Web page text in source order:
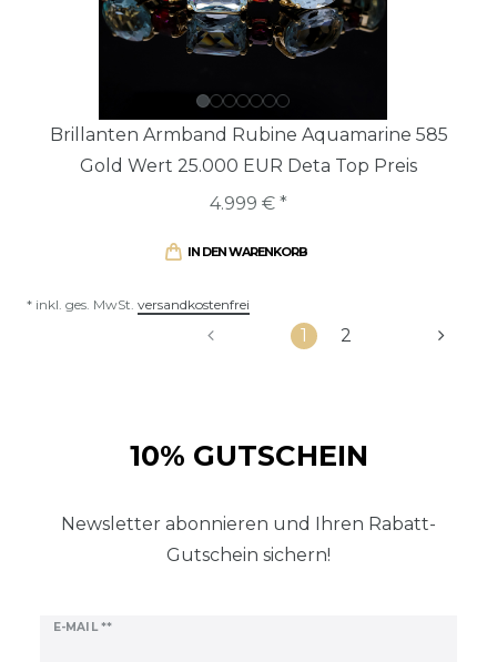
Brillanten Armband Rubine Aquamarine 585
Gold Wert 25.000 EUR Deta Top Preis
4.999 € *
IN DEN WARENKORB
* inkl. ges. MwSt. versandkostenfrei
1 2
10% GUTSCHEIN
Newsletter abonnieren und Ihren Rabatt-
Gutschein sichern!
E-MAIL **